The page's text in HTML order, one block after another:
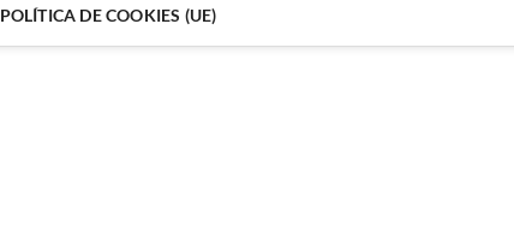
POLÍTICA DE COOKIES (UE)